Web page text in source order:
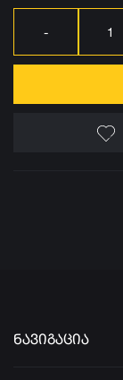
ᲜᲐᲕᲘᲒᲐᲪᲘᲐ